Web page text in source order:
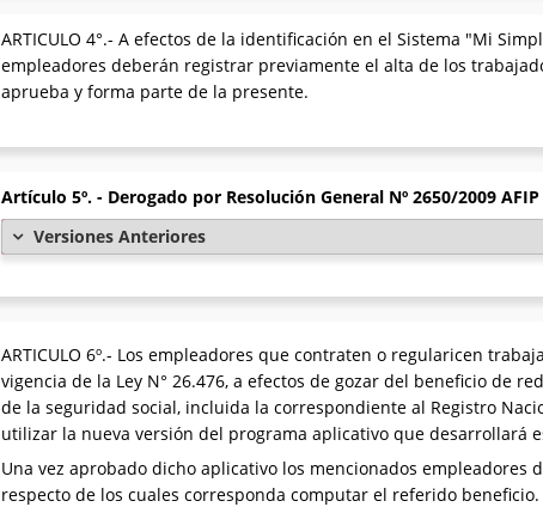
ARTICULO 4°.- A efectos de la identificación en el Sistema "Mi
empleadores deberán registrar previamente el alta de los
aprueba y forma parte de la presente.
Artículo 5º. - Derogado por Resolución General Nº 2650/2009 AFIP
Versiones Anteriores
ARTICULO 6º.- Los empleadores que contraten o regularicen
vigencia de la Ley N° 26.476, a efectos de gozar del beneficio de
de la seguridad social, incluida la correspondiente al Registro
utilizar la nueva versión del programa aplicativo que desarrollará
Una vez aprobado dicho aplicativo los mencionados
respecto de los cuales corresponda computar el referido beneficio.